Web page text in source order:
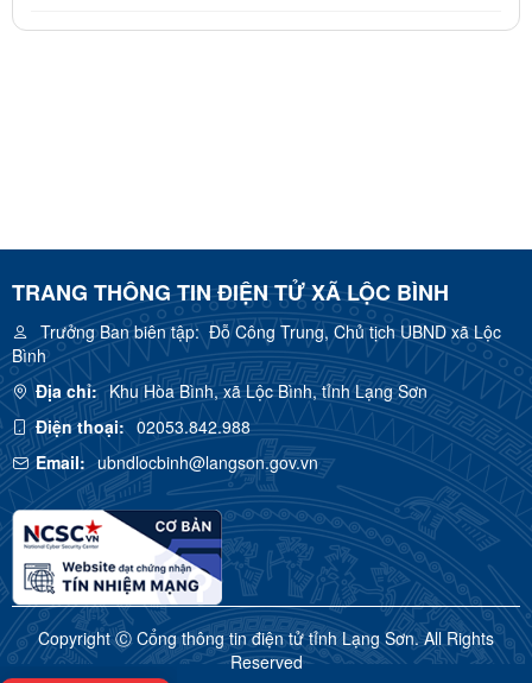
TRANG THÔNG TIN ĐIỆN TỬ XÃ LỘC BÌNH
Trưởng Ban biên tập:Đỗ Công Trung, Chủ tịch UBND xã Lộc
Bình
Địa chỉ: Khu Hòa Bình, xã Lộc Bình, tỉnh Lạng Sơn
Điện thoại: 02053.842.988
Email: ubndlocbinh@langson.gov.vn
Copyright Ⓒ Cổng thông tin điện tử tỉnh Lạng Sơn. All Rights
Reserved